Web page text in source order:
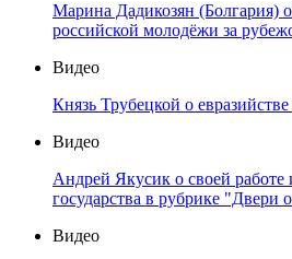
Марина Дадикозян (Болгария)
российской молодёжи за
Видео
Князь Трубецкой о
Видео
Андрей Якусик о своей
государства в рубрике "Двери
Видео